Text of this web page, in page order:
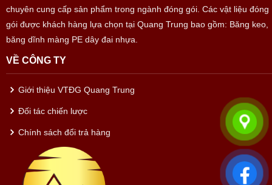
chuyên cung cấp sản phẩm trong ngành đóng gói. Các vật liệu đóng
gói được khách hàng lựa chọn tại Quang Trung bao gồm: Băng keo,
băng dĩnh màng PE dây đai nhựa.
VỀ CÔNG TY
Giới thiệu VTĐG Quang Trung
Đối tác chiến lược
Chính sách đổi trả hàng